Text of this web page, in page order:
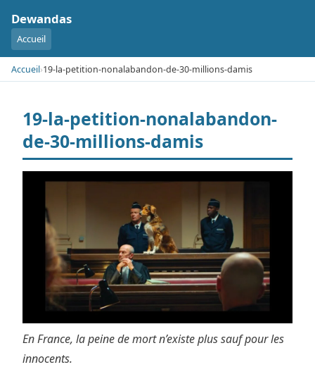
Dewandas
Accueil
Accueil›19-la-petition-nonalabandon-de-30-millions-damis
19-la-petition-nonalabandon-
de-30-millions-damis
En France, la peine de mort n’existe plus sauf pour les
innocents.